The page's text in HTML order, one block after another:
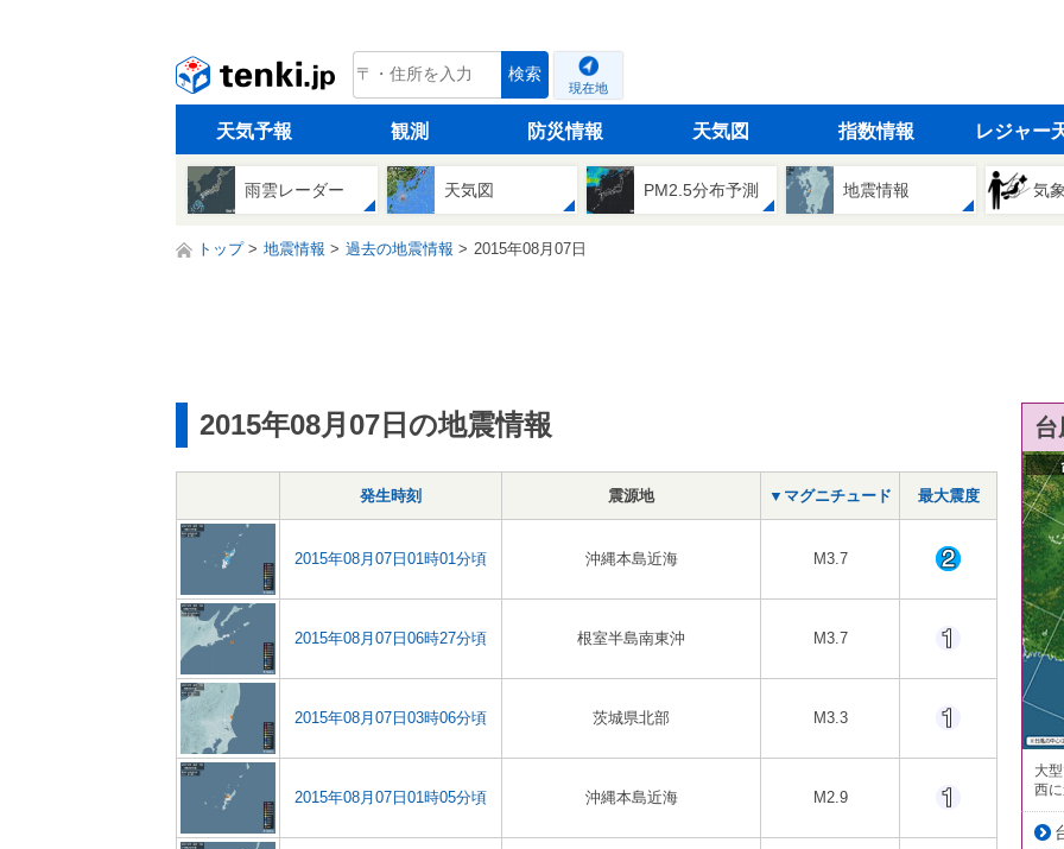
tenki.jp 検索
現在地
天気予報 観測 防災情報 天気図 指数情報 レジャー
雨雲レーダー 天気図 PM2.5分布予測 地震情報 気
トップ 地震情報 過去の地震情報 2015年08月07日
2015年08月07日の地震情報
発生時刻 震源地 ▼マグニチュード 最大震度
2015年08月07日01時01分頃 沖縄本島近海 M3.7
2015年08月07日06時27分頃 根室半島南東沖 M3.7
2015年08月07日03時06分頃 茨城県北部 M3.3
2015年08月07日01時05分頃 沖縄本島近海 M2.9
大
西